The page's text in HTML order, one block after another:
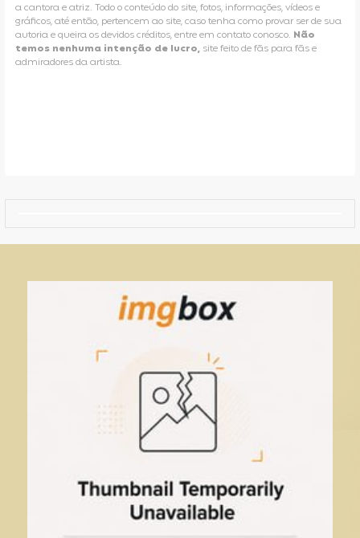
a cantora e atriz. Todo o conteúdo do site, fotos, informações, vídeos e
gráficos, até então, pertencem ao site, caso tenha como provar ser de sua
autoria e queira os devidos créditos, entre em contato conosco. Não
temos nenhuma intenção de lucro, site feito de fãs para fãs e
admiradores da artista.